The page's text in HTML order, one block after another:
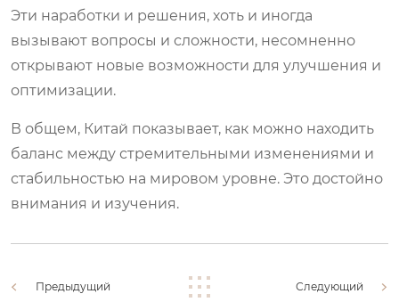
Эти наработки и решения, хоть и иногда
вызывают вопросы и сложности, несомненно
открывают новые возможности для улучшения и
оптимизации.
В общем, Китай показывает, как можно находить
баланс между стремительными изменениями и
стабильностью на мировом уровне. Это достойно
внимания и изучения.
Предыдущий Следующий